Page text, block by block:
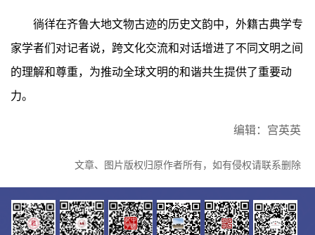
徜徉在齐鲁大地文物古迹的历史文韵中，外籍古典学专
家学者们对记者说，跨文化交流和对话增进了不同文明之间
的理解和尊重，为推动全球文明的和谐共生提供了重要动
力。
编辑：宫英英
文章、图片版权归原作者所有，如有侵权请联系删除